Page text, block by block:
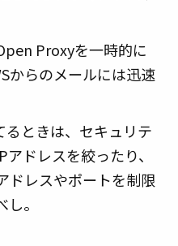
Proxyを一時的に
からのメールには迅速
るときは、セキュリテ
ドレスを絞ったり、
ドレスやポートを制限
。